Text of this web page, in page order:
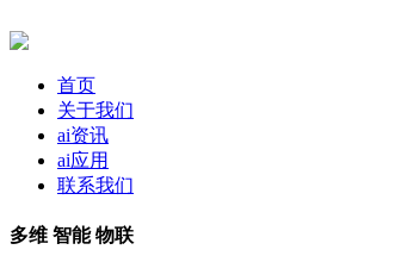
首页
关于我们
ai资讯
ai应用
联系我们
多维 智能 物联